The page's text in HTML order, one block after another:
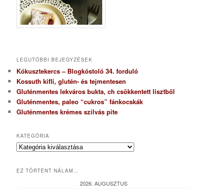
LEGUTÓBBI BEJEGYZÉSEK
Kókusztekercs – Blogkóstoló 34. forduló
Kossuth kifli, glutén- és tejmentesen
Gluténmentes lekváros bukta, ch csökkentett lisztből
Gluténmentes, paleo “cukros” fánkocskák
Gluténmentes krémes szilvás pite
KATEGÓRIA
K
e
EZ TÖRTÉNT NÁLAM…
2026. AUGUSZTUS